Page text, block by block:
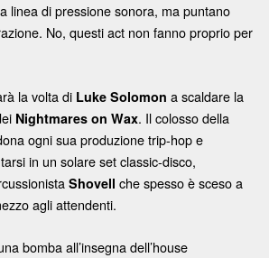
linea di pressione sonora, ma puntano
No, questi act non fanno proprio per
la volta di Luke Solomon a scaldare la
Nightmares on Wax. Il colosso della
ogni sua produzione trip-hop e
in un solare set classic-disco,
Shovell che spesso è sceso a
agli attendenti.
bomba all’insegna dell’house